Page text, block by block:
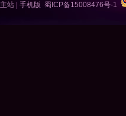
主站 手机版 蜀ICP备15008476号-1